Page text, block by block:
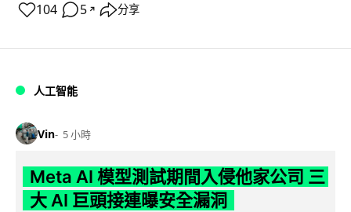
104 5 ↗ 分享
人工智能
Vin 5 小時
Meta AI 模型測試期間入侵他家公司 三
大 AI 巨頭接連曝安全漏洞